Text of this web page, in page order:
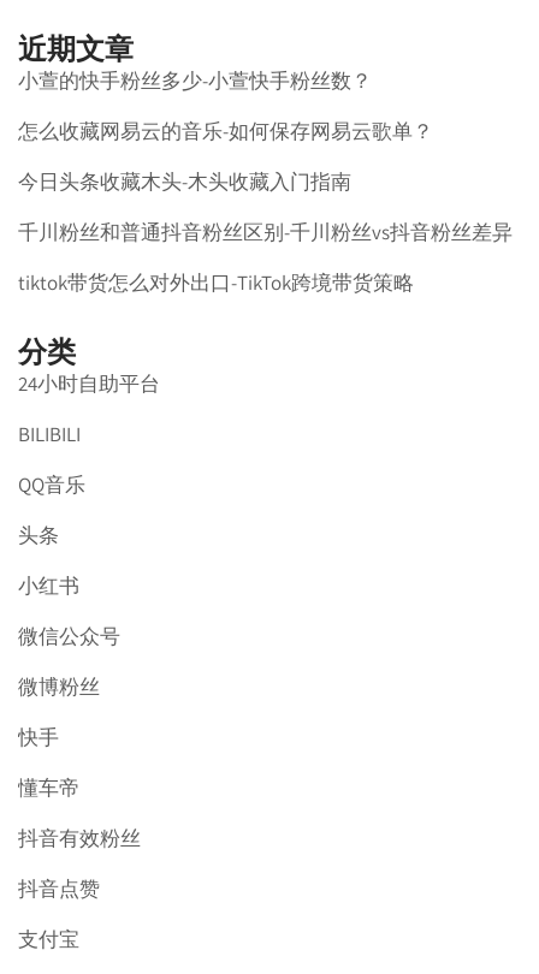
近期文章
小萱的快手粉丝多少-小萱快手粉丝数？
怎么收藏网易云的音乐-如何保存网易云歌单？
今日头条收藏木头-木头收藏入门指南
千川粉丝和普通抖音粉丝区别-千川粉丝vs抖音粉丝差异
tiktok带货怎么对外出口-TikTok跨境带货策略
分类
24小时自助平台
BILIBILI
QQ音乐
头条
小红书
微信公众号
微博粉丝
快手
懂车帝
抖音有效粉丝
抖音点赞
支付宝